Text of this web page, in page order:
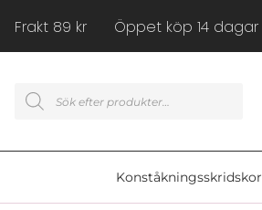
Frakt 89 kr Öppet köp 14 dagar
Konståkningsskridskor